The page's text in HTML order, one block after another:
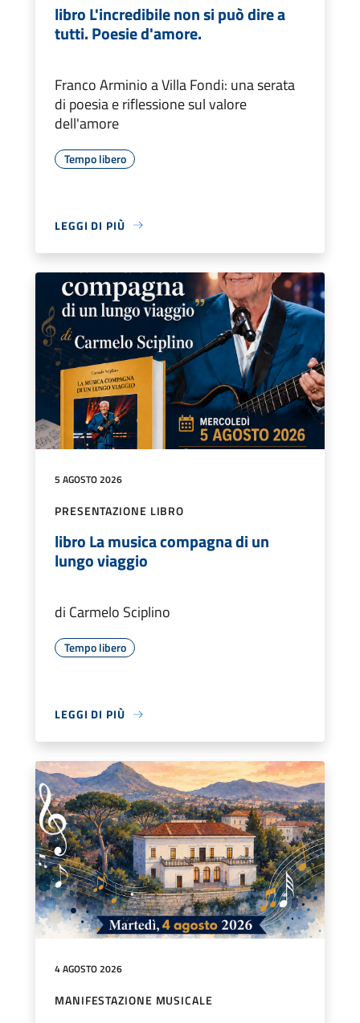
libro L'incredibile non si può dire a
tutti. Poesie d'amore.
Franco Arminio a Villa Fondi: una serata
di poesia e riflessione sul valore
dell'amore
Tempo libero
LEGGI DI PIÙ
5 AGOSTO 2026
PRESENTAZIONE LIBRO
libro La musica compagna di un
lungo viaggio
di Carmelo Sciplino
Tempo libero
LEGGI DI PIÙ
4 AGOSTO 2026
MANIFESTAZIONE MUSICALE